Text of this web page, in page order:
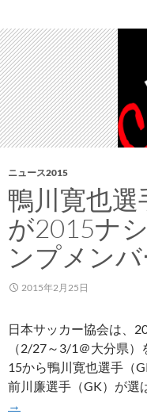
幕
記
念
特
別
号
ヴ
ァ
ー
ジ
ョ
ン
に
ニュース2015
鴨川寛也
が2015ナ
ンプメン
2015年2月25日
日本サッカー協会は、
（2/27～3/1＠大分県
15から鴨川寛也選手（
前川廉選手（GK）が選
鴨
→